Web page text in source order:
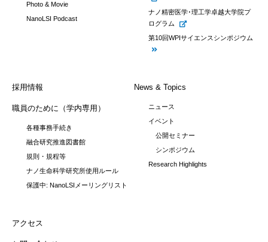
Photo & Movie
NanoLSI Podcast
ナノ精密医学･理工学卓越大学院プ
ログラム
第10回WPIサイエンスシンポジウム
採用情報
職員のために（学内専用）
各種事務手続き
融合研究推進図書館
規則・規程等
ナノ生命科学研究所使用ルール
保護中: NanoLSIメーリングリスト
News & Topics
ニュース
イベント
公開セミナー
シンポジウム
Research Highlights
アクセス